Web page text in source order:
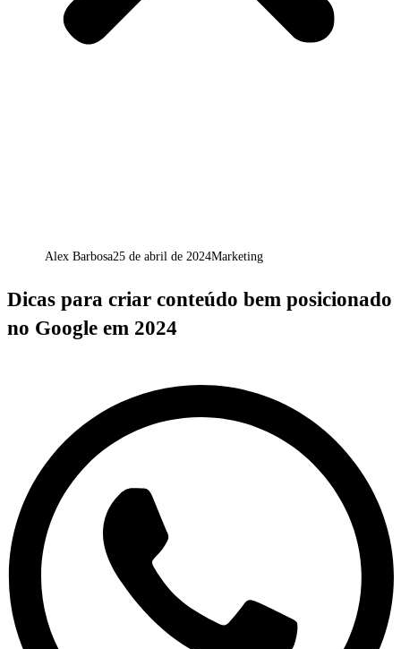
Alex Barbosa25 de abril de 2024Marketing
Dicas para criar conteúdo bem posicionado
no Google em 2024